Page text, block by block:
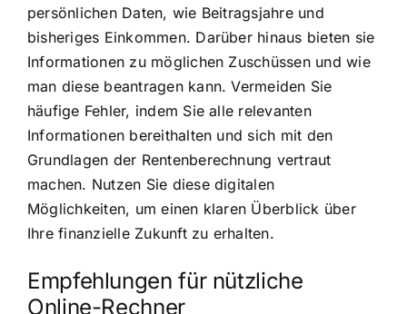
persönlichen Daten, wie Beitragsjahre und
bisheriges Einkommen. Darüber hinaus bieten sie
Informationen zu möglichen Zuschüssen und wie
man diese beantragen kann. Vermeiden Sie
häufige Fehler, indem Sie alle relevanten
Informationen bereithalten und sich mit den
Grundlagen der Rentenberechnung vertraut
machen. Nutzen Sie diese digitalen
Möglichkeiten, um einen klaren Überblick über
Ihre finanzielle Zukunft zu erhalten.
Empfehlungen für nützliche
Online-Rechner